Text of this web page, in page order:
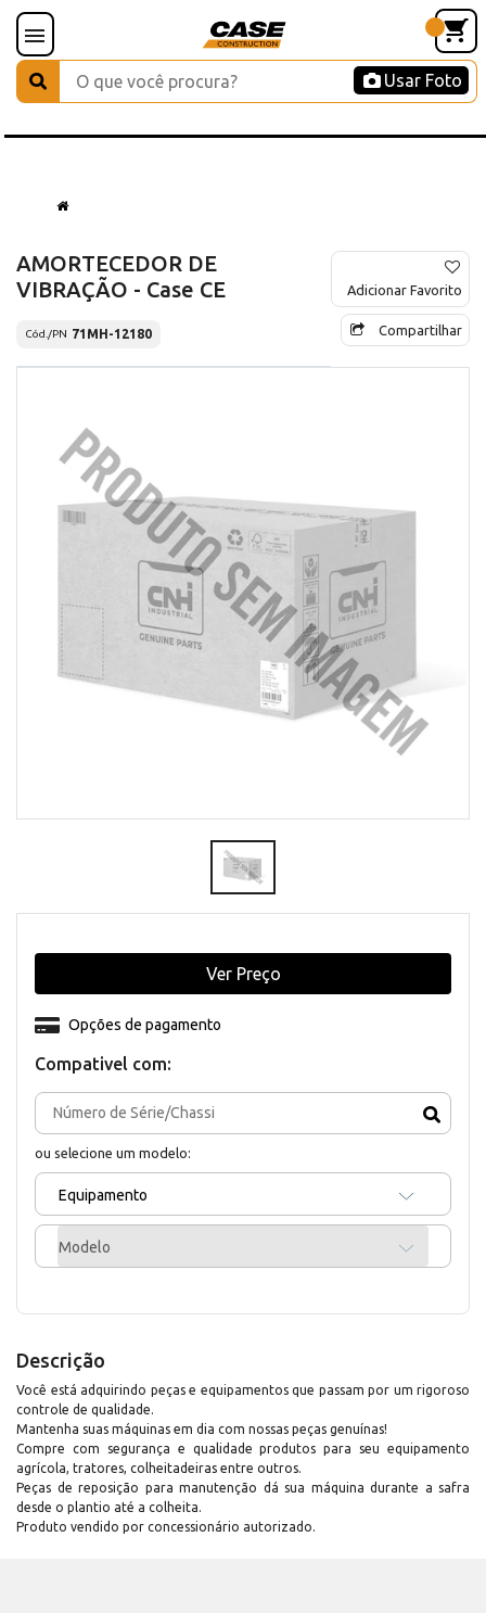
Usar Foto
AMORTECEDOR DE
VIBRAÇÃO - Case CE
Cód./PN 71MH-12180
Adicionar Favorito
Compartilhar
Compativel com:
ou selecione um modelo:
Equipamento
Modelo
Opções de pagamento
Ver Preço
Descrição
Você está adquirindo peças e equipamentos que passam por um rigoroso
controle de qualidade.
Mantenha suas máquinas em dia com nossas peças genuínas!
Compre com segurança e qualidade produtos para seu equipamento
agrícola, tratores, colheitadeiras entre outros.
Peças de reposição para manutenção dá sua máquina durante a safra
desde o plantio até a colheita.
Produto vendido por concessionário autorizado.